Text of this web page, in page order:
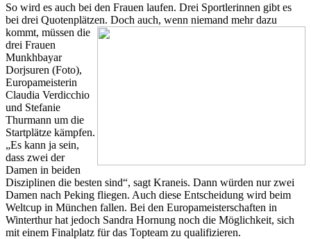
So wird es auch bei den Frauen laufen. Drei Sportlerinnen gibt es
bei drei Quotenplätzen. Doch auch, wenn niemand mehr dazu
kommt, müssen die
drei Frauen
Munkhbayar
Dorjsuren (Foto),
Europameisterin
Claudia Verdicchio
und Stefanie
Thurmann um die
Startplätze kämpfen.
„Es kann ja sein,
dass zwei der
Damen in beiden
Disziplinen die besten sind“, sagt Kraneis. Dann würden nur zwei
Damen nach Peking fliegen. Auch diese Entscheidung wird beim
Weltcup in München fallen. Bei den Europameisterschaften in
Winterthur hat jedoch Sandra Hornung noch die Möglichkeit, sich
mit einem Finalplatz für das Topteam zu qualifizieren.